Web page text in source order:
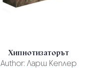
Хипнотизаторът
Author: Ларш Кеплер